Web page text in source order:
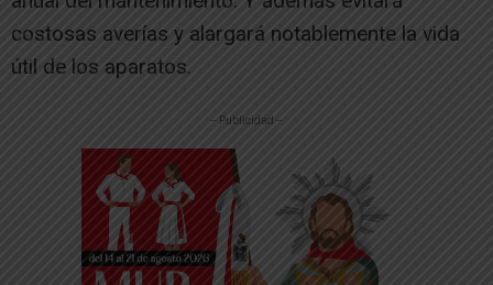
costosas averías y alargará notablemente la vida
útil de los aparatos.
-- Publicidad --